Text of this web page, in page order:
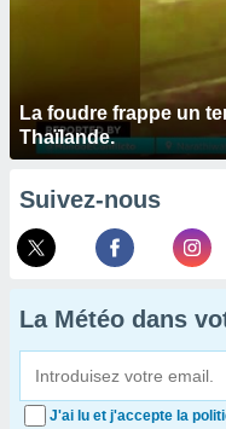
La foudre frappe un
Thaïlande.
Suivez-nous
La Météo dans
J'ai lu et j'accepte la